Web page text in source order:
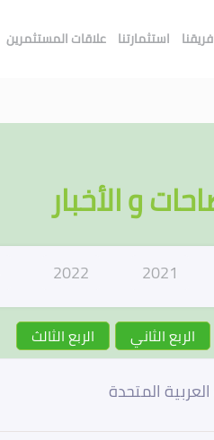
فريقنا استثمارتنا علاقات المستثمرين
و الأخبار
2021
2022
الربع الثاني الربع الثالث
المتحدة